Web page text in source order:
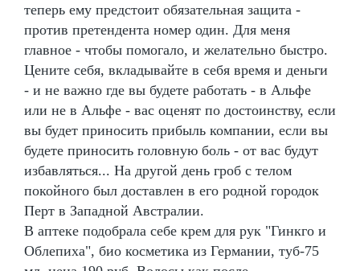
теперь ему предстоит обязательная защита -
против претендента номер один. Для меня
главное - чтобы помогало, и желательно быстро.
Цените себя, вкладывайте в себя время и деньги
- и не важно где вы будете работать - в Альфе
или не в Альфе - вас оценят по достоинству, если
вы будет приносить прибыль компании, если вы
будете приносить головную боль - от вас будут
избавляться... На другой день гроб с телом
покойного был доставлен в его родной городок
Перт в Западной Австралии.
В аптеке подобрала себе крем для рук "Гинкго и
Облепиха", био косметика из Германии, туб-75